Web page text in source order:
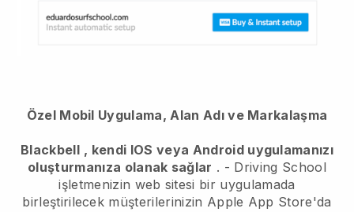
Özel Mobil Uygulama, Alan Adı ve Markalaşma
Blackbell , kendi IOS veya Android uygulamanızı
oluşturmanıza olanak sağlar . - Driving School
işletmenizin web sitesi bir uygulamada
birleştirilecek müşterilerinizin Apple App Store'da